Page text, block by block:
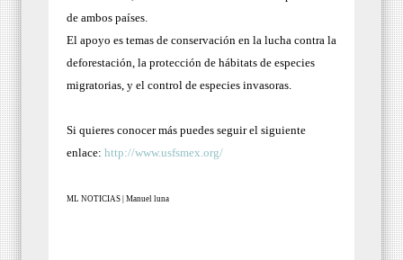
de ambos países.
El apoyo es temas de conservación en la lucha contra la
deforestación, la protección de hábitats de especies
migratorias, y el control de especies invasoras.
Si quieres conocer más puedes seguir el siguiente
enlace: http://www.usfsmex.org/
ML NOTICIAS | Manuel luna